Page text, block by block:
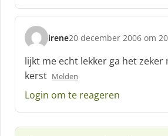
f
irene
s
c
h
r
e
:
20 december 2006 om
lijkt me echt lekker ga het zeker
kerst Melden
Login om te reageren